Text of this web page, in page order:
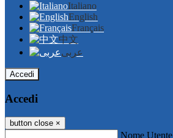
Italiano
English
Français
中文
عربى
Accedi
Accedi
button close ×
Nome Utente